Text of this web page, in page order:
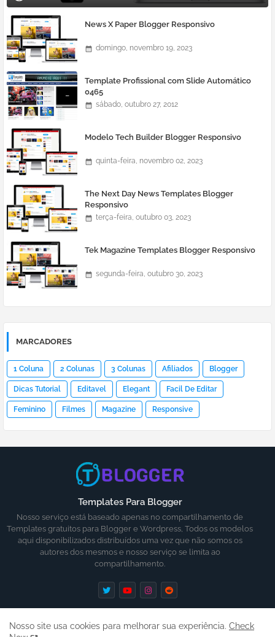
News X Paper Blogger Responsivo
domingo, novembro 19, 2023
Template Profissional com Slide Automático
0465
sábado, outubro 27, 2012
Modelo Tech Builder Blogger Responsivo
quinta-feira, novembro 02, 2023
The Next Day News Templates Blogger
Responsivo
terça-feira, outubro 03, 2023
Tek Magazine Templates Blogger Responsivo
segunda-feira, outubro 30, 2023
MARCADORES
1 Coluna 2 Colunas 3 Colunas Afiliados Blogger
Dicas Tutorial Editavel Elegant Facil De Editar
Feminino Filmes Magazine Responsive
Templates Para Blogger
Nosso serviço está baseado apenas no compartilhamento de
Templates gratuitos para Blogger e Wordpress, Todos os modelos
aqui disponibilizados distribuídos uma vez que não somos os
autores dos mesmos e nosso serviço se limita ao
compartilhamento.
Nosso site usa cookies para melhorar sua experiência. Check